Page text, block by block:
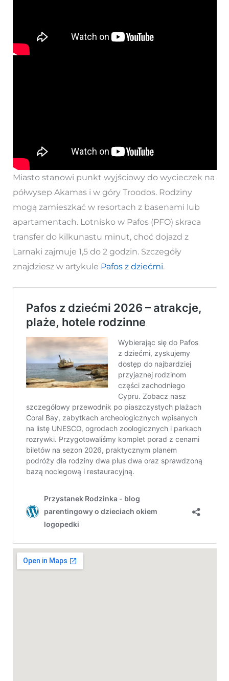
Miasto stanowi punkt wyjściowy do wycieczek na
półwysep Akamas i w góry Troodos. Rodziny
mogą zamieszkać w resortach z basenami lub
apartamentach. Lotnisko w Pafos (PFO) skraca
transfer do kilkunastu minut, choć dojazd z
Larnaki zajmuje 1,5 do 2 godzin. Szczegóły
znajdziesz w artykule Pafos z dziećmi.